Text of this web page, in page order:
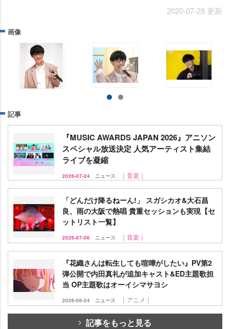
2020-07-28 更新
画像
記事
『MUSIC AWARDS JAPAN 2026』アニソン
スペシャル放送決定 人気アーティスト集結
ライブを凝縮
2026-07-24 ニュース ｜音楽｜
「どんだけ降るねーん!」 スガシカオ&大石昌
良、雨の大阪で熱唱 貴重セッションも実現【セ
ットリスト一覧】
2026-07-06 ニュース ｜音楽｜
『花織さんは転生しても喧嘩がしたい』PV第2
弾公開で内田真礼が追加キャスト&ED主題歌担
当 OP主題歌はオーイシマサヨシ
2026-06-24 ニュース ｜アニメ｜
記事をもっと見る